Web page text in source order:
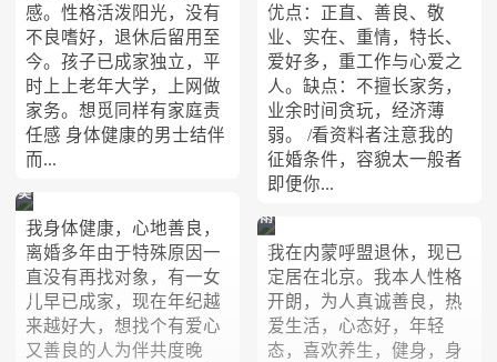
感。性格活泼阳光，没有
不良嗜好，退休后留用至
今。孩子已成家独立，平
时上上老年大学，上网做
家务。想觅同样有家庭责
任感 身体健康的男士结伴
而...
美
好
明
天
我身体健康，心地善良，
离婚多年由于特殊原因一
直没有再找对象，有一女
儿早已成家，现在年纪越
来越好大，想找个有爱心
又善良的人为伴共度晚
山
无
优点：正直、善良、敬
业、实在、重情，特长、
爱好多，重工作与心爱之
人。缺点：不擅长家务，
业余时间贪玩，经济薄
弱。 /看资料者注意我的
征婚条件，容貌太一般者
即便你...
雨
后
彩
虹
我在内蒙呼盟退休，现已
定居在北京。我本人性格
开朗，为人真诚善良，热
爱生活，心态好，年轻
态，喜欢养生，健身，身